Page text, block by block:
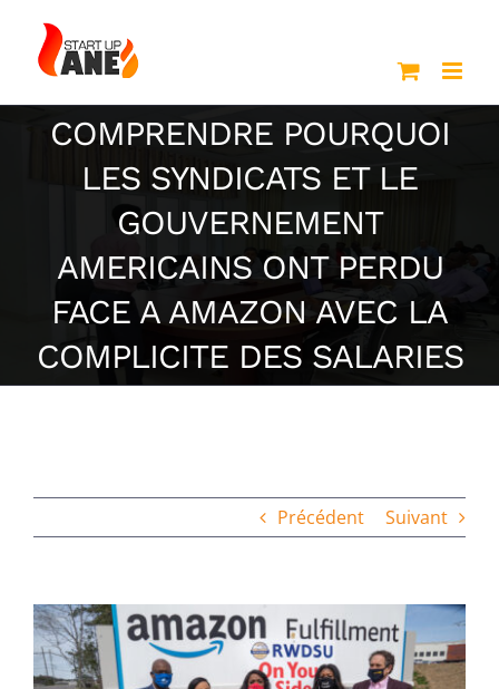
contenu
COMPRENDRE POURQUOI
LES SYNDICATS ET LE
GOUVERNEMENT
AMERICAINS ONT PERDU
FACE A AMAZON AVEC LA
COMPLICITE DES SALARIES
Précédent Suivant
Voir
l'image
agrandie